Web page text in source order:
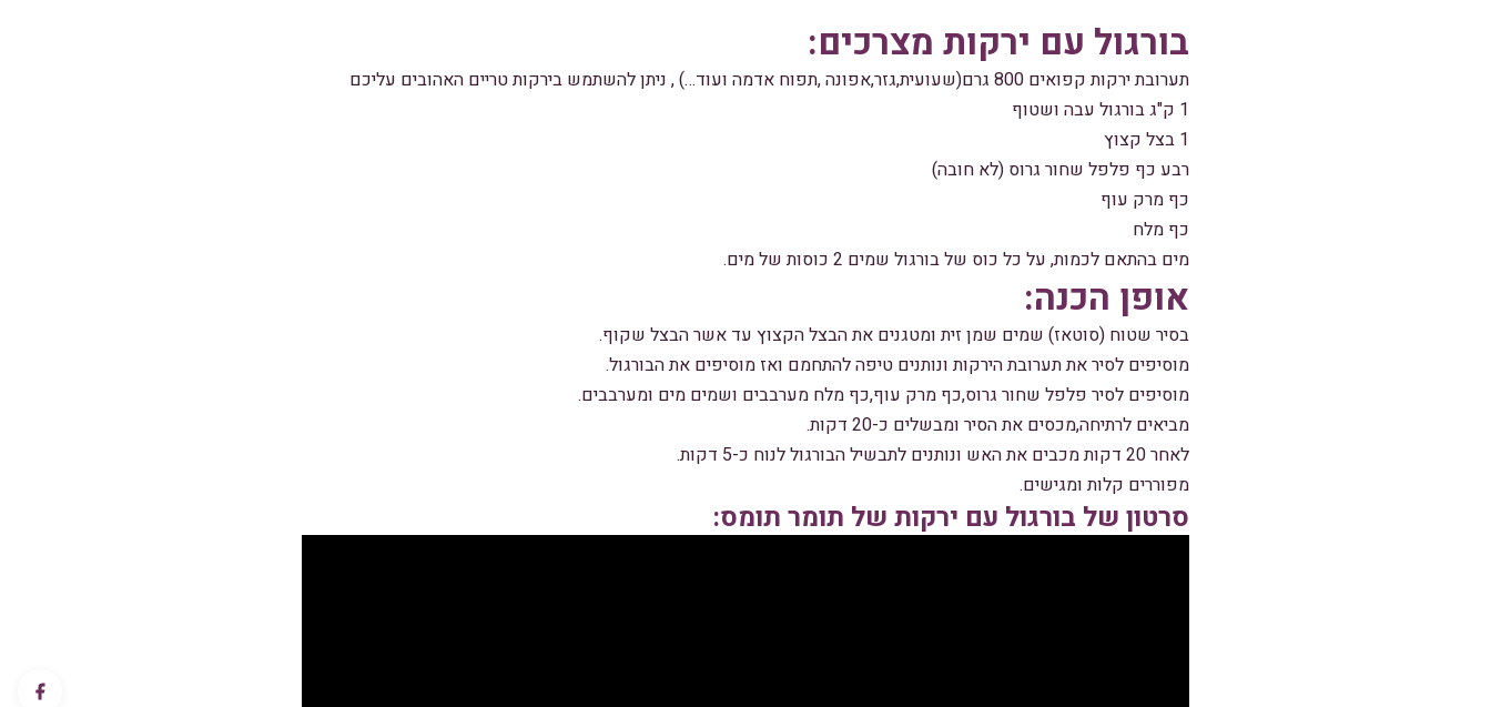
בורגול עם ירקות מצרכים:
תערובת ירקות קפואים 800 גרם(שעועית,גזר,אפונה ,תפוח אדמה ועוד…) , ניתן להשתמש בירקות טריים האהובים עליכם
1 ק"ג בורגול עבה ושטוף
1 בצל קצוץ
רבע כף פלפל שחור גרוס (לא חובה)
כף מרק עוף
כף מלח
מים בהתאם לכמות, על כל כוס של בורגול שמים 2 כוסות של מים.
אופן הכנה:
בסיר שטוח (סוטאז) שמים שמן זית ומטגנים את הבצל הקצוץ עד אשר הבצל שקוף.
מוסיפים לסיר את תערובת הירקות ונותנים טיפה להתחמם ואז מוסיפים את הבורגול.
מוסיפים לסיר פלפל שחור גרוס,כף מרק עוף,כף מלח מערבבים ושמים מים ומערבבים.
מביאים לרתיחה,מכסים את הסיר ומבשלים כ-20 דקות.
לאחר 20 דקות מכבים את האש ונותנים לתבשיל הבורגול לנוח כ-5 דקות.
מפוררים קלות ומגישים.
סרטון של בורגול עם ירקות של תומר תומס: